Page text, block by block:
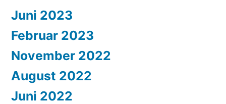
Juni 2023
Februar 2023
November 2022
August 2022
Juni 2022